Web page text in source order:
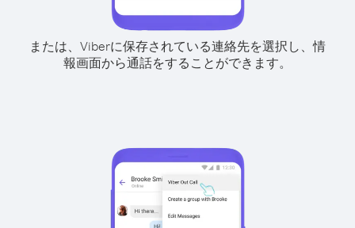
または、Viberに保存されている連絡先を選択し、情
報画面から通話をすることができます。